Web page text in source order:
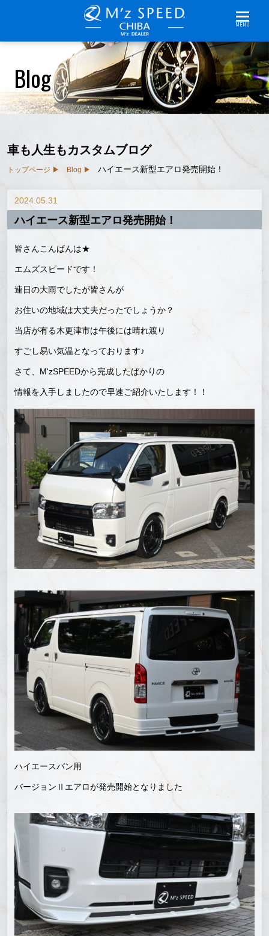
MENU
Blog
車も人生もカスタムブログ
トップページ Blog ハイエース新型エアロ発売開始！
2024.05.31
ハイエース新型エアロ発売開始！
皆さんこんばんは★
エムズスピードです！
連日の大雨でしたが皆さんが
お住いの地域は大丈夫だったでしょうか？
当店が有る木更津市は午後には晴れ渡り
すごし易い気温となっております♪
さて、M'zSPEEDから完成したばかりの
情報を入手しましたので早速ご紹介いたします！！
ハイエースバン用
バージョンⅡエアロが発売開始となりました